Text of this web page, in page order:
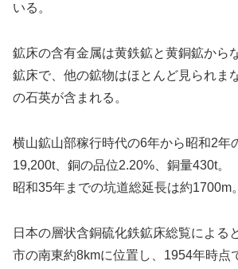
いる。
鉱床の含有金属は黄鉄鉱と黄銅鉱から
鉱床で、他の鉱物はほとんど見られま
の石英が含まれる。
横山鉱山部稼行時代の6年から昭和2年
19,200t、銅の品位2.20%、銅量430t。
昭和35年までの坑道総延長は約1700m。
日本の層状含銅硫化鉄鉱床総覧による
市の南東約8kmに位置し、1954年時点